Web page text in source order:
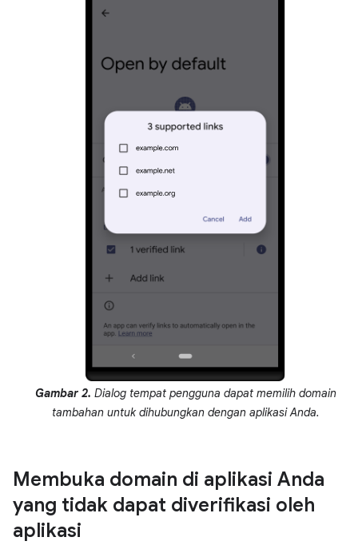
Gambar 2. Dialog tempat pengguna dapat memilih domain
tambahan untuk dihubungkan dengan aplikasi Anda.
Membuka domain di aplikasi Anda
yang tidak dapat diverifikasi oleh
aplikasi